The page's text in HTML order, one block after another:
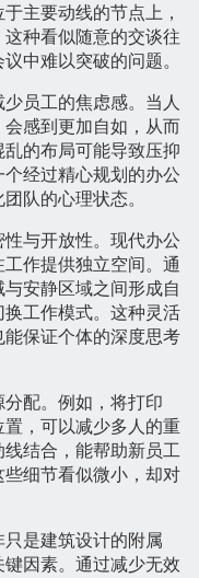
主要动线的节点上，
种看似随意的交谈往
中难以突破的问题。
员工的焦虑感。当人
感到更加自如，从而
的布局可能导致压抑
经过精心规划的办公
队的心理状态。
与开放性。现代办公
作提供独立空间。通
安静区域之间形成自
工作模式。这种灵活
保证个体的深度思考
配。例如，将打印
，可以减少多人的重
结合，能帮助新员工
细节看似微小，却对
是建筑设计的附属
因素。通过减少无效